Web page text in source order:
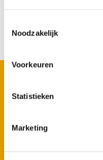
Noodzakelijk
Voorkeuren
Statistieken
Marketing
Footer
Dementie
Ziekte van